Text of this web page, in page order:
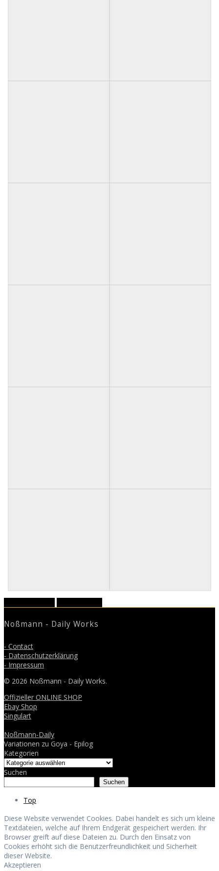
Noßmann - Daily Works
- Contact
- Datenschutzerklärung
- Impressum
© 2026 Noßmann - Daily Works.
Offizieller ONLINE SHOP
Ebay Shop
Singulart
Noßmann-Daily
Variationen zu Goya - Epilog
Kategorien
Suchen
Suchen
Top
Diese Website verwendet Cookies. Dabei handelt es sich um kleine
Textdateien, welche auf Ihrem Endgerät gespeichert werden. Ihr
Browser greift auf diese Dateien zu. Durch den Einsatz von
Cookies erhöht sich die Benutzerfreundlichkeit und Sicherheit
dieser Website.
Akzeptieren